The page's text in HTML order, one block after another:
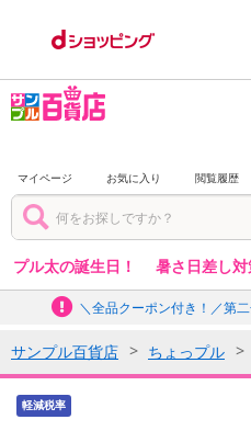
マイページ お気に入り 閲覧履歴
プル太の誕生日！ 暑さ日差し
＼全品クーポン付き！／第
サンプル百貨店 ちょっプル
軽減税率